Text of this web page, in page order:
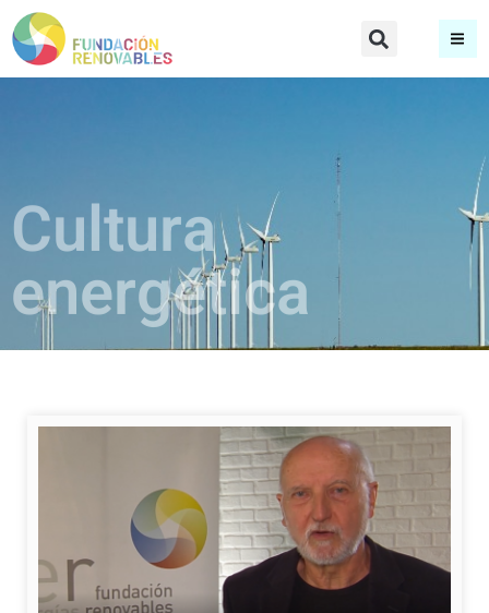
Cultura
energética